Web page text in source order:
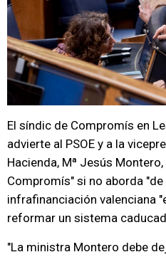
El síndic de Compromís en
advierte al PSOE y a la
Hacienda, Mª Jesús
Compromís" si no aborda
infrafinanciación valenciana
reformar un sistema
"La ministra Montero debe